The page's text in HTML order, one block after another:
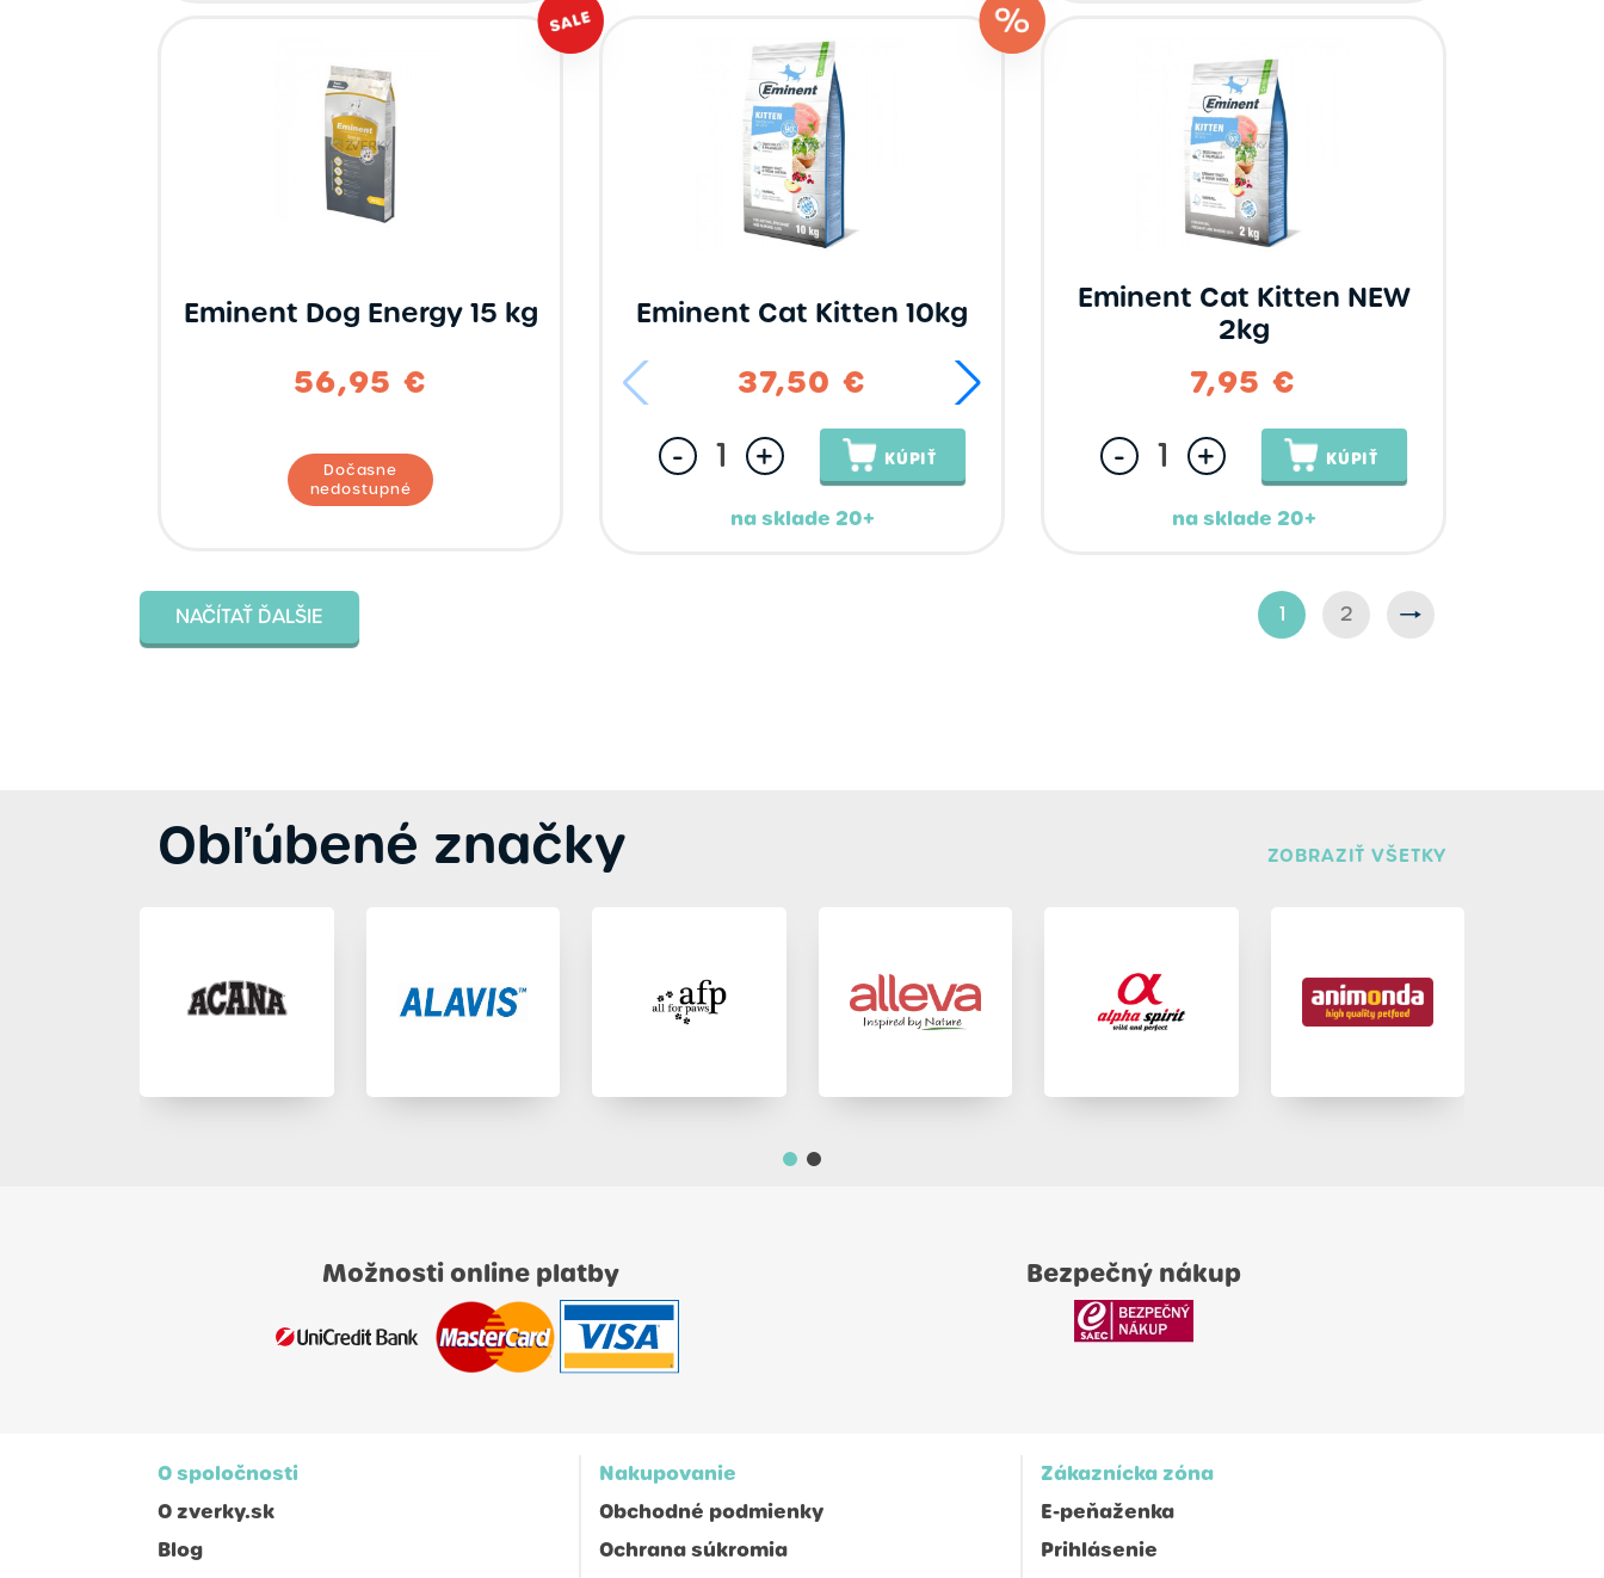
Eminent Dog Energy 15 kg
56,95 €
Dočasne
nedostupné
Eminent Cat Kitten 10kg
37,50 € 7,95 €
- + KÚPIŤ
na sklade 20+
Eminent Cat Kitten NEW
2kg
7,95 €
- + KÚPIŤ
na sklade 20+
NAČÍTAŤ ĎALŠIE 1 2
Obľúbené značky ZOBRAZIŤ VŠETKY
Možnosti online platby Bezpečný nákup
O spoločnosti
O zverky.sk
Blog
Nakupovanie
Obchodné podmienky
Ochrana súkromia
Zákaznícka zóna
E-peňaženka
Prihlásenie